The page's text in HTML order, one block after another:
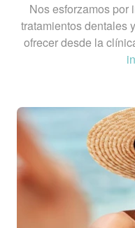
Nos esforzamos por
tratamientos dentales
ofrecer desde la